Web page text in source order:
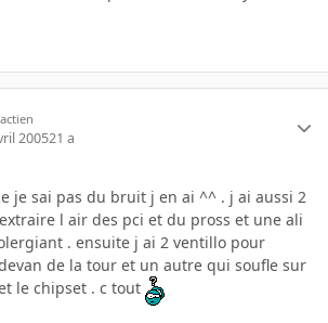
200521 a
je sai pas du bruit j en ai ^^ . j ai aussi 2
l air des pci et du pross et une ali
. ensuite j ai 2 ventillo pour
de la tour et un autre qui soufle sur
le chipset . c tout